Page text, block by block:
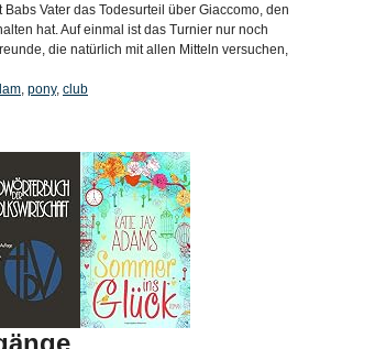
Vater das Todesurteil über Giaccomo, den
hat. Auf einmal ist das Turnier nur noch
die natürlich mit allen Mitteln versuchen,
, pony, club